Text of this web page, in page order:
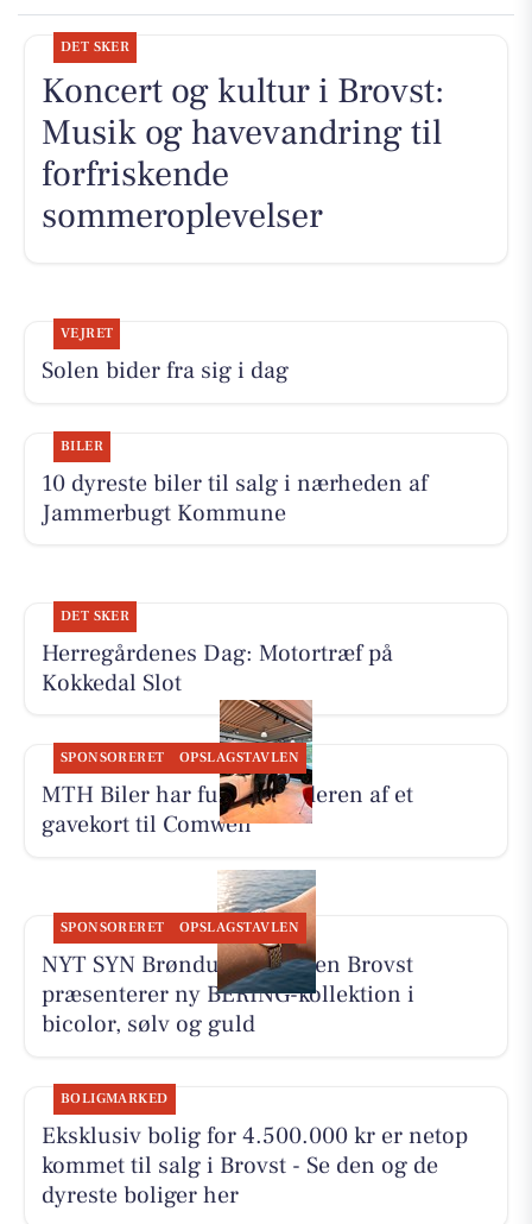
DET SKER
Koncert og kultur i Brovst:
Musik og havevandring til
forfriskende
sommeroplevelser
VEJRET
Solen bider fra sig i dag
BILER
10 dyreste biler til salg i nærheden af
Jammerbugt Kommune
DET SKER
Herregårdenes Dag: Motortræf på
Kokkedal Slot
SPONSORERET OPSLAGSTAVLEN
MTH Biler har fundet vinderen af et
gavekort til Comwell
SPONSORERET OPSLAGSTAVLEN
NYT SYN Brøndum Jeppesen Brovst
præsenterer ny BERING-kollektion i
bicolor, sølv og guld
BOLIGMARKED
Eksklusiv bolig for 4.500.000 kr er netop
kommet til salg i Brovst - Se den og de
dyreste boliger her